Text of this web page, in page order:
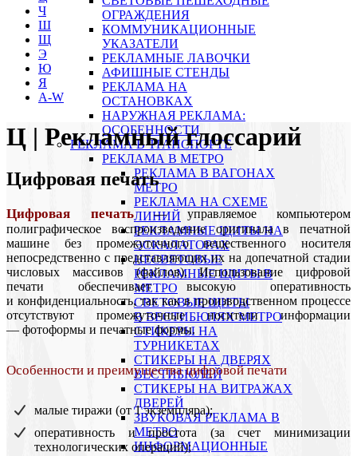
ОГРАЖДЕНИЯ
КОММУНИКАЦИОННЫЕ
УКАЗАТЕЛИ
РЕКЛАМНЫЕ ЛАВОЧКИ
АФИШНЫЕ СТЕНДЫ
РЕКЛАМА НА
ОСТАНОВКАХ
НАРУЖНАЯ РЕКЛАМА:
ОСОБЕННОСТИ
РЕКЛАМА В ТРАНСПОРТЕ
РЕКЛАМА В МЕТРО
РЕКЛАМА В ВАГОНАХ
МЕТРО
РЕКЛАМА НА СХЕМЕ
ЛИНИЙ
РЕКЛАМНЫЕ ЩИТЫ НА
ЭСКАЛАТОРАХ
НЕСВЕТОВЫЕ
РЕКЛАМНЫЕ ЩИТЫ В
МЕТРО
СВЕТОВЫЕ ЩИТЫ
В ВЕСТИБЮЛЯХ МЕТРО
СТИКЕРЫ НА
ТУРНИКЕТАХ
CТИКЕРЫ НА ДВЕРЯХ
ВЕСТИБЮЛЕЙ
CТИКЕРЫ НА ВИТРАЖАХ
ДВЕРЕЙ
ЗВУКОВАЯ РЕКЛАМА В
МЕТРО
ИНФОРМАЦИОННЫЕ
Ч
Ш
Щ
Э
Ю
Я
A-W
Ц | Рекламный глоссарий
Цифровая печать
Цифровая печать— управляемое компьютером
полиграфическое воспроизведение оригинала в печатной
машине без промежуточного вещественного носителя
непосредственно с представляющих их на допечатной стадии
числовых массивов (файлов). Использование цифровой
печати обеспечивает высокую оперативность
и конфиденциальность, так как в производственном процессе
отсутствуют промежуточные носители информации
— фотоформы и печатные формы.
Особенности и преимущества цифровой печати
малые тиражи (от 1 экземпляра);
оперативность и простота (за счет минимизации
технологических операций);